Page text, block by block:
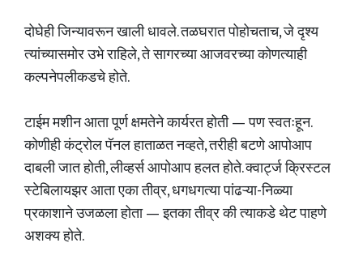
दोघेही जिन्यावरून खाली धावले. तळघरात पोहोचताच, जे दृश्य
त्यांच्यासमोर उभे राहिले, ते सागरच्या आजवरच्या कोणत्याही
कल्पनेपलीकडचे होते.
टाईम मशीन आता पूर्ण क्षमतेने कार्यरत होती — पण स्वतःहून.
कोणीही कंट्रोल पॅनल हाताळत नव्हते, तरीही बटणे आपोआप
दाबली जात होती, लीव्हर्स आपोआप हलत होते. क्वार्ट्ज क्रिस्टल
स्टेबिलायझर आता एका तीव्र, धगधगत्या पांढऱ्या-निळ्या
प्रकाशाने उजळला होता — इतका तीव्र की त्याकडे थेट पाहणे
अशक्य होते.